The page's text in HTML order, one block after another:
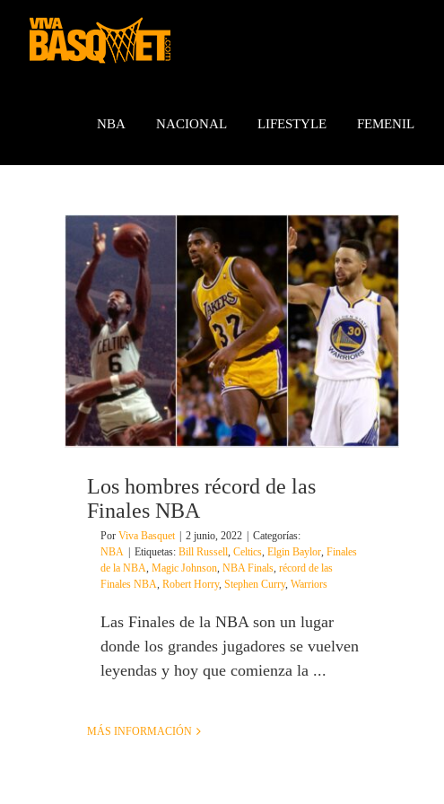
contenido
NBA NACIONAL LIFESTYLE FEMENIL
Los hombres récord de las
Finales NBA
Por Viva Basquet 2 junio, 2022
Categorías:
NBA
Etiquetas: Bill Russell, Celtics, Elgin Baylor, Finales
de la NBA, Magic Johnson, NBA Finals, récord de las
Finales NBA, Robert Horry, Stephen Curry, Warriors
Las Finales de la NBA son un lugar
donde los grandes jugadores se vuelven
leyendas y hoy que comienza la ...
MÁS INFORMACIÓN